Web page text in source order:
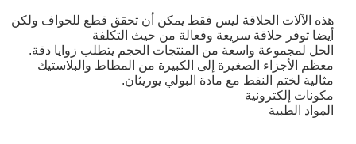
هذه الآلات الحلاقة ليس فقط يمكن أن تحقق قطع للحواف ولكن
أيضا توفر حلاقة سريعة وفعالة من حيث التكلفة
الحل لمجموعة واسعة من المنتجات الحجم يتطلب زوايا دقة.
معظم الأجزاء الصغيرة إلى الكبيرة من المطاط والبلاستيك
مثالية لختم النفط مع مادة البولي يوريثان.
مكونات إلكترونية
المواد الطبية